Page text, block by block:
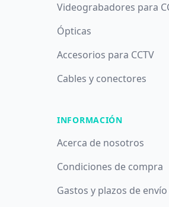
Videograbadores para
Ópticas
Accesorios para CCTV
Cables y conectores
INFORMACIÓN
Acerca de nosotros
Condiciones de compra
Gastos y plazos de envío